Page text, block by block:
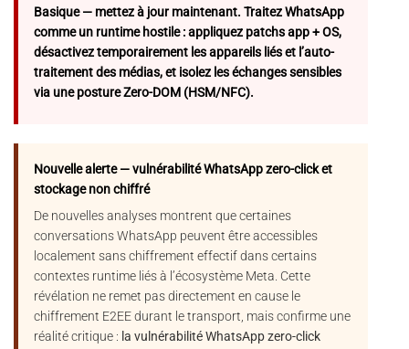
Basique — mettez à jour maintenant. Traitez WhatsApp
comme un runtime hostile : appliquez patchs app + OS,
désactivez temporairement les appareils liés et l’auto-
traitement des médias, et isolez les échanges sensibles
via une posture Zero-DOM (HSM/NFC).
Nouvelle alerte — vulnérabilité WhatsApp zero-click et
stockage non chiffré
De nouvelles analyses montrent que certaines
conversations WhatsApp peuvent être accessibles
localement sans chiffrement effectif dans certains
contextes runtime liés à l’écosystème Meta. Cette
révélation ne remet pas directement en cause le
chiffrement E2EE durant le transport, mais confirme une
réalité critique : la vulnérabilité WhatsApp zero-click